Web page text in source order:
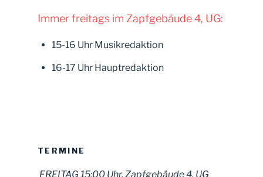
Immer freitags im Zapfgebäude 4, UG:
15-16 Uhr Musikredaktion
16-17 Uhr Hauptredaktion
TERMINE
FREITAG 15:00 Uhr, Zapfgebäude 4, UG